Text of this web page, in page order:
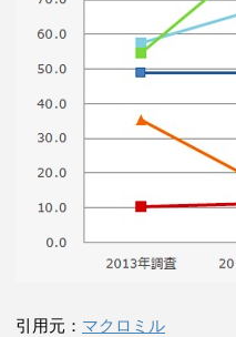
引用元： マクロミル